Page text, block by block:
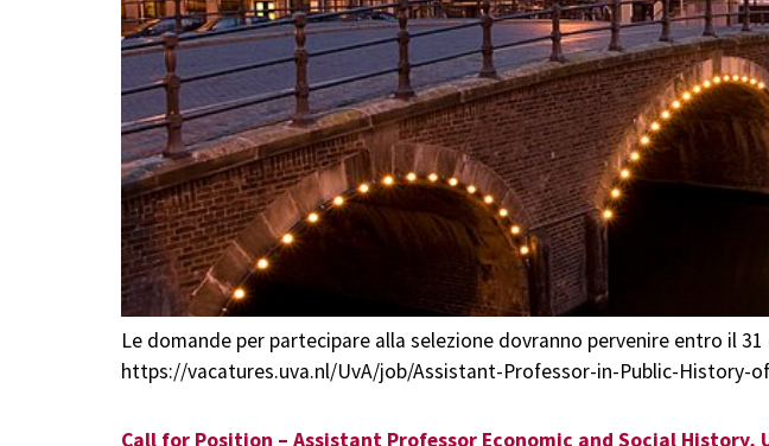
Le domande per partecipare alla selezione dovranno pervenire entro il
https://vacatures.uva.nl/UvA/job/Assistant-Professor-in-Public-History-
Call for Position – Assistant Professor Economic and Social